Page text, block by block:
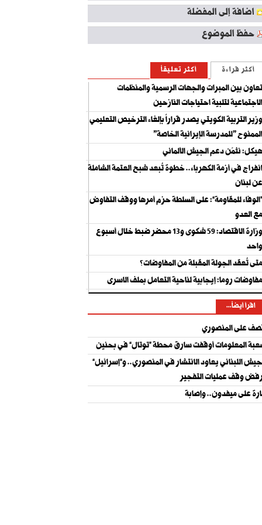
اضافة إلى المفضلة
حفظ الموضوع
أكثر قراءة أكثر تعليقاً
تعاون بين المبرات والجهات الرسمية والمنظمات
الاجتماعية لتلبية احتياجات النازحين
وزير التربية الكويتي يصدر قراراً بإلغاء الترخيص التعليمي
الممنوح "للمدرسة الإيرانية الخاصة"
هيكل: نثمّن دعم الجيش الألماني
انفراج في أزمة الكهرباء.. خطوة تُبعد شبح العتمة الشاملة
عن لبنان
“الوفاء للمقاومة”: على السلطة حزم أمرها ووقف التفاوض
مع العدو
وزارة الاقتصاد: 59 شكوى و13 محضر ضبط خلال أسبوع
واحد
متى تُعقد الجولة المقبلة من المفاوضات؟
مفاوضات روما: إيجابية لناحية التعامل بملف الاسرى
اقرأ أيضاً...
على المنصوري
المعلومات أوقفت سارق محطة “توتال” في بحنين
اللبناني يعاود الانتشار في المنصوري.. و”إسرائيل”
وقف عمليات التفجير
على ميفدون.. وإصابة